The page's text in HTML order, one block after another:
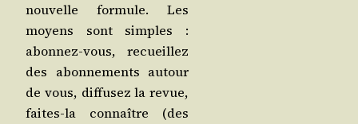
nou­velle for­mule. Les
moyens sont simples :
abon­nez-vous, recueillez
des abon­ne­ments autour
de vous, dif­fu­sez la revue,
faites-la connaître (des